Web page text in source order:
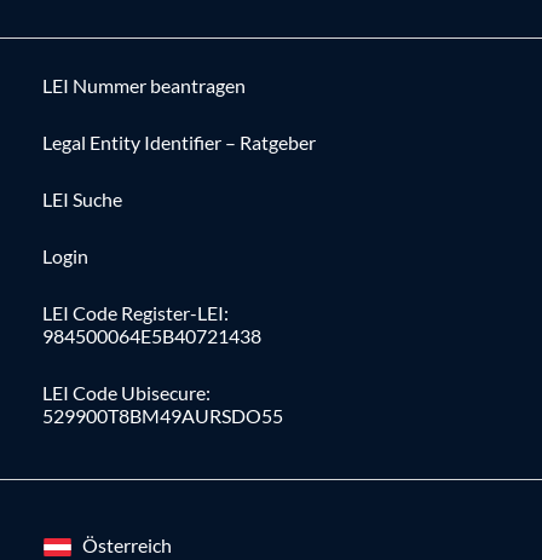
LEI Nummer beantragen
Legal Entity Identifier – Ratgeber
LEI Suche
Login
LEI Code Register-LEI:
984500064E5B40721438
LEI Code Ubisecure:
529900T8BM49AURSDO55
Österreich